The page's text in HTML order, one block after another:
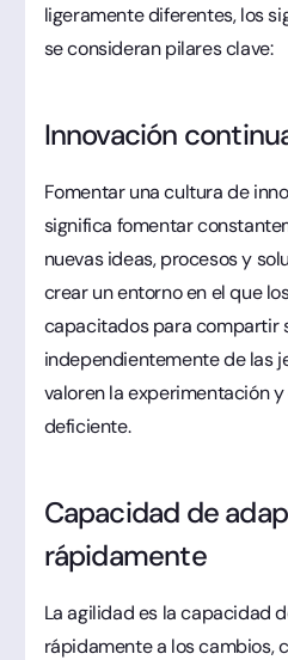
ligeramente diferentes, los
se consideran pilares clave:
Innovación
Fomentar una cultura de
significa fomentar
nuevas ideas, procesos y
crear un entorno en el que
capacitados para compartir
independientemente de las
valoren la experimentación
deficiente.
Capacidad de
rápidamente
La agilidad es la capacidad
rápidamente a los cambios,